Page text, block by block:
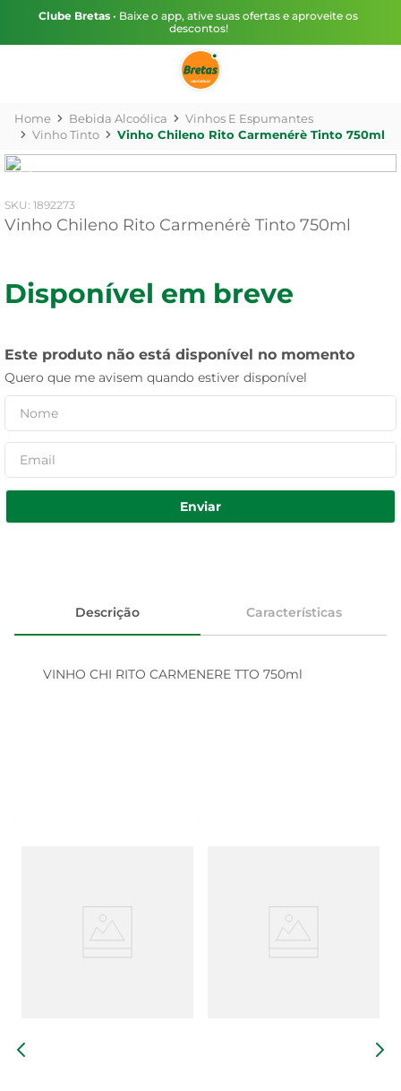
Clube Bretas • Baixe o app, ative suas ofertas e aproveite os
descontos!
Bebida Alcoólica
Vinhos E Espumantes
Vinho Tinto
Vinho Chileno Rito Carmenérè Tinto 750ml
: 1892273
Vinho Chileno Rito Carmenérè Tinto 750ml
Disponível em breve
Este produto não está disponível no momento
Quero que me avisem quando estiver disponível
Enviar
Descrição Características
VINHO CHI RITO CARMENERE TTO 750ml